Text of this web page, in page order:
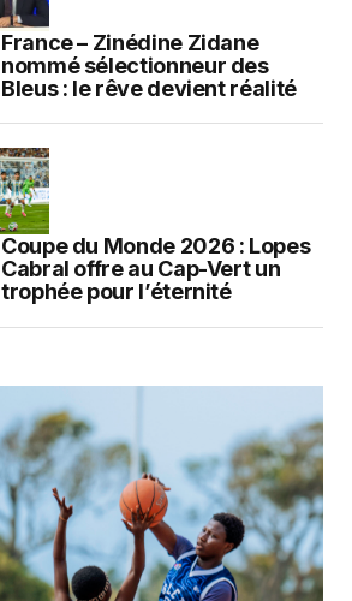
France – Zinédine Zidane
nommé sélectionneur des
Bleus : le rêve devient réalité
Coupe du Monde 2026 : Lopes
Cabral offre au Cap-Vert un
trophée pour l’éternité